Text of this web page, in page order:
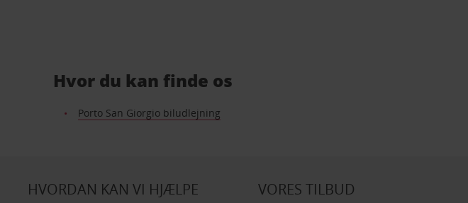
Hvor du kan finde os
Porto San Giorgio biludlejning
HVORDAN KAN VI HJÆLPE
VORES TILBUD